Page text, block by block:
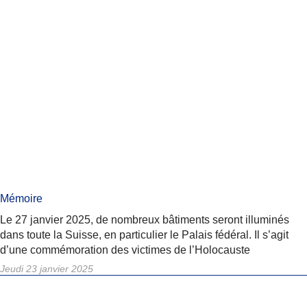
Mémoire
Le 27 janvier 2025, de nombreux bâtiments seront illuminés
dans toute la Suisse, en particulier le Palais fédéral. Il s’agit
d’une commémoration des victimes de l’Holocauste
Jeudi 23 janvier 2025